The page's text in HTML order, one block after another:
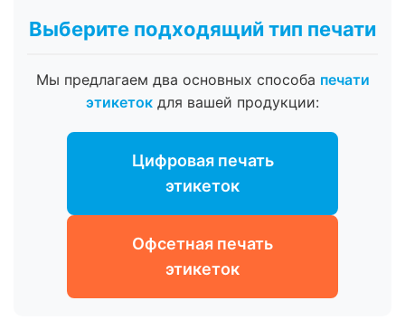
Выберите подходящий тип печати
Мы предлагаем два основных способа печати
этикеток для вашей продукции:
Цифровая печать
этикеток
Офсетная печать
этикеток